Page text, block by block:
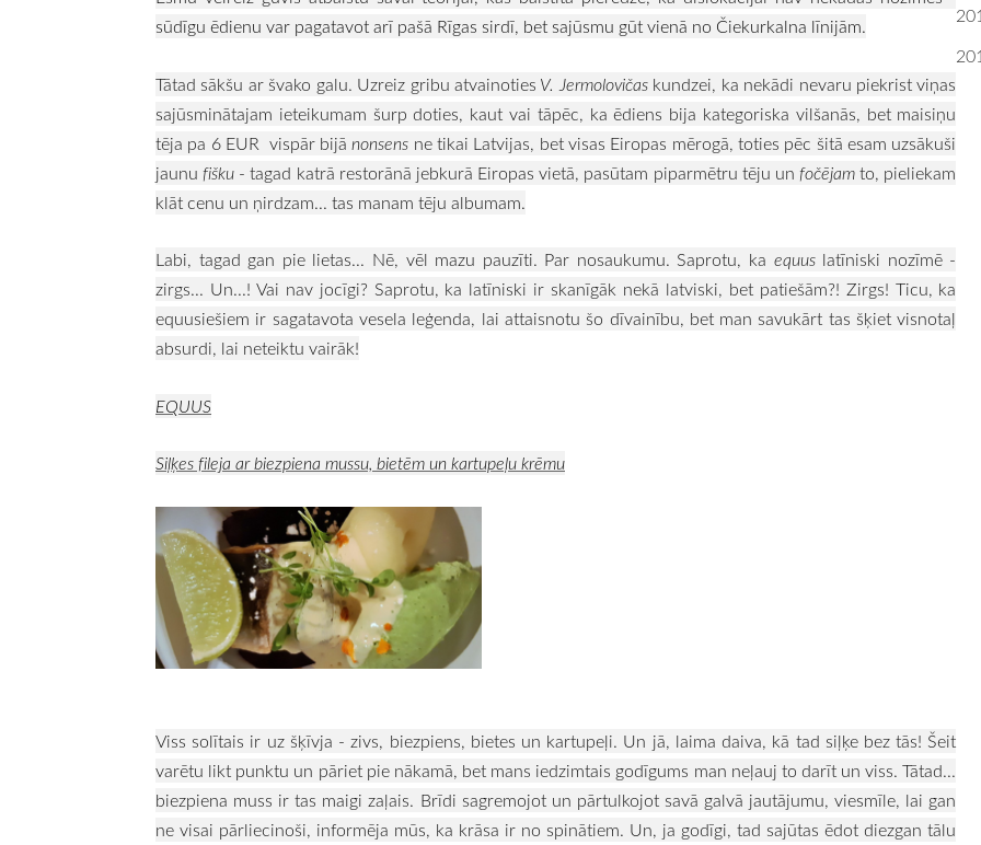
sūdīgu ēdienu var pagatavot arī pašā Rīgas sirdī, bet sajūsmu gūt vienā no Čiekurkalna līnijām.
Tātad sākšu ar švako galu. Uzreiz gribu atvainoties V. Jermolovičaskundzei, ka nekādi nevaru piekrist viņas
sajūsminātajam ieteikumam šurp doties, kaut vai tāpēc, ka ēdiens bija kategoriska vilšanās, bet maisiņu
tēja pa 6 EUR vispār bijānonsens ne tikai Latvijas, bet visas Eiropas mērogā, toties pēc šitā esam uzsākuši
jaunufišku - tagad katrā restorānā jebkurā Eiropas vietā, pasūtam piparmētru tēju unfočējamto, pieliekam
klāt cenu un ņirdzam... tas manam tēju albumam.
Labi, tagad gan pie lietas... Nē, vēl mazu pauzīti. Par nosaukumu. Saprotu, ka equuslatīniski nozīmē -
zirgs... Un...! Vai nav jocīgi? Saprotu, ka latīniski ir skanīgāk nekā latviski, bet patiešām?! Zirgs! Ticu, ka
equusiešiem ir sagatavota vesela leģenda, lai attaisnotu šo dīvainību, bet man savukārt tas šķiet visnotaļ
absurdi, lai neteiktu vairāk!
EQUUS
Siļķes fileja ar biezpiena mussu, bietēm un kartupeļu krēmu
Viss solītais ir uz šķīvja - zivs, biezpiens, bietes un kartupeļi. Un jā, laima daiva, kā tad siļķe bez tās! Šeit
varētu likt punktu un pāriet pie nākamā, bet mans iedzimtais godīgums man neļauj to darīt un viss. Tātad...
biezpiena muss ir tas maigi zaļais. Brīdi sagremojot un pārtulkojot savā galvā jautājumu, viesmīle, lai gan
ne visai pārliecinoši, informēja mūs, ka krāsa ir no spinātiem. Un, ja godīgi, tad sajūtas ēdot diezgan tālu